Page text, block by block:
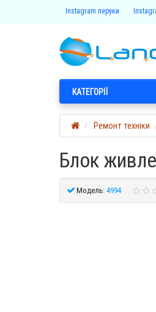
Instagram перуки
КАТЕГОРІЇ
Ремонт техніки
Блок
Модель:4994